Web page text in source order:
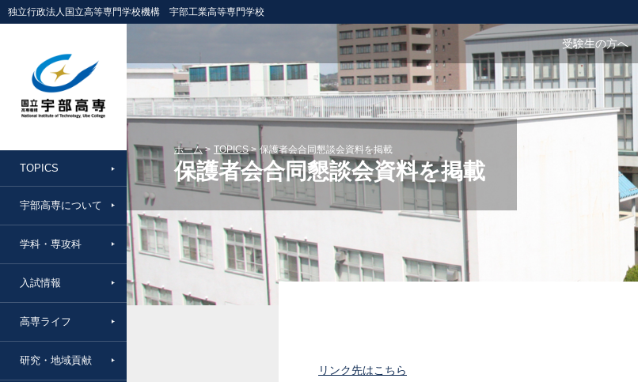
独立行政法人国立高等専門学校機構 宇部工業高等専門学校
TOPICS
宇部高専について
学科・専攻科
入試情報
高専ライフ
研究・地域貢献
受験生の方へ
ホーム TOPICS 保護者会合同懇談会資料を掲載
保護者会合同懇談会資料を掲載
リンク先はこちら